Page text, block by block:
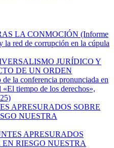
LA CONMOCIÓN (Informe
la red de corrupción en la cúpula
JURÍDICO Y
DE UN ORDEN
la conferencia pronunciada en
tiempo de los derechos»,
APRESURADOS SOBRE
NUESTRA
APRESURADOS
EN RIESGO NUESTRA